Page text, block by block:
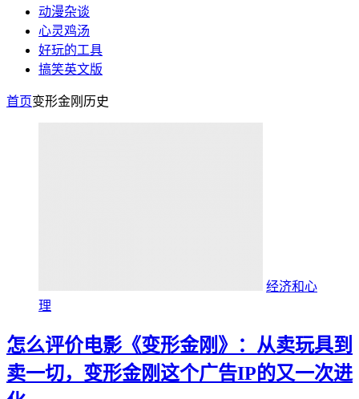
动漫杂谈
心灵鸡汤
好玩的工具
搞笑英文版
首页变形金刚历史
经济和心
理
怎么评价电影《变形金刚》：从卖玩具到
卖一切，变形金刚这个广告IP的又一次进